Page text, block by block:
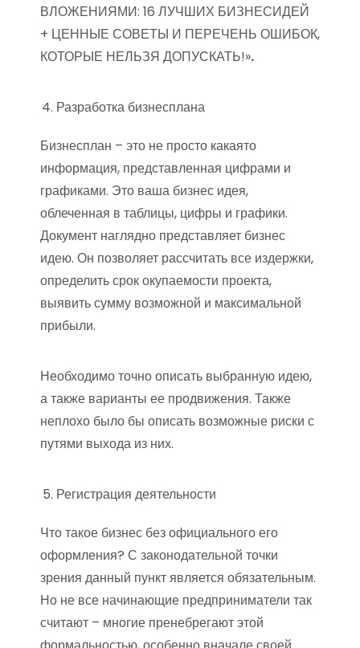
ВЛОЖЕНИЯМИ: 16 ЛУЧШИХ БИЗНЕСИДЕЙ
+ ЦЕННЫЕ СОВЕТЫ И ПЕРЕЧЕНЬ ОШИБОК,
КОТОРЫЕ НЕЛЬЗЯ ДОПУСКАТЬ!».
Разработка бизнесплана
Бизнесплан – это не просто какаято
информация, представленная цифрами и
графиками. Это ваша бизнес идея,
облеченная в таблицы, цифры и графики.
Документ наглядно представляет бизнес
идею. Он позволяет рассчитать все издержки,
определить срок окупаемости проекта,
выявить сумму возможной и максимальной
прибыли.
Необходимо точно описать выбранную идею,
а также варианты ее продвижения. Также
неплохо было бы описать возможные риски с
путями выхода из них.
Регистрация деятельности
Что такое бизнес без официального его
оформления? С законодательной точки
зрения данный пункт является обязательным.
Но не все начинающие предприниматели так
считают – многие пренебрегают этой